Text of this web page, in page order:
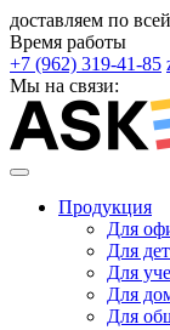
доставляем по
Время работы
+7 (962) 319-41-85
Мы на связи:
Продукция
Для
Для
Для
Для
Для